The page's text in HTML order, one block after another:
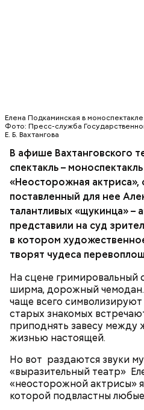
Елена Подкаминская в
Фото: Пресс-служба
Е. Б. Вахтангова
В афише Вахтанговского
спектакль –
«Неосторожная актриса»,
поставленный для нее
талантливых «щукинца» –
представили на суд
в котором
творят чудеса
На сцене гримировальный
ширма, дорожный
чаще всего
старых знакомых
приподнять завесу между
жизнью настоящей.
Но вот раздаются звуки
«выразительный театр»
«неосторожной актрисы»
которой подвластны
Крис Шихерлис,
Фото: «Схватка» (Heat, 1995)
бескомпромиссного
(Аль Пачино). По иронии
роль, которую
Добсон в «Сделано в Лос-
Добсон играл Элвиса
Гамп» (1994), а Килмер
рок-н-ролла фильме
Feels Just Like It Should (из